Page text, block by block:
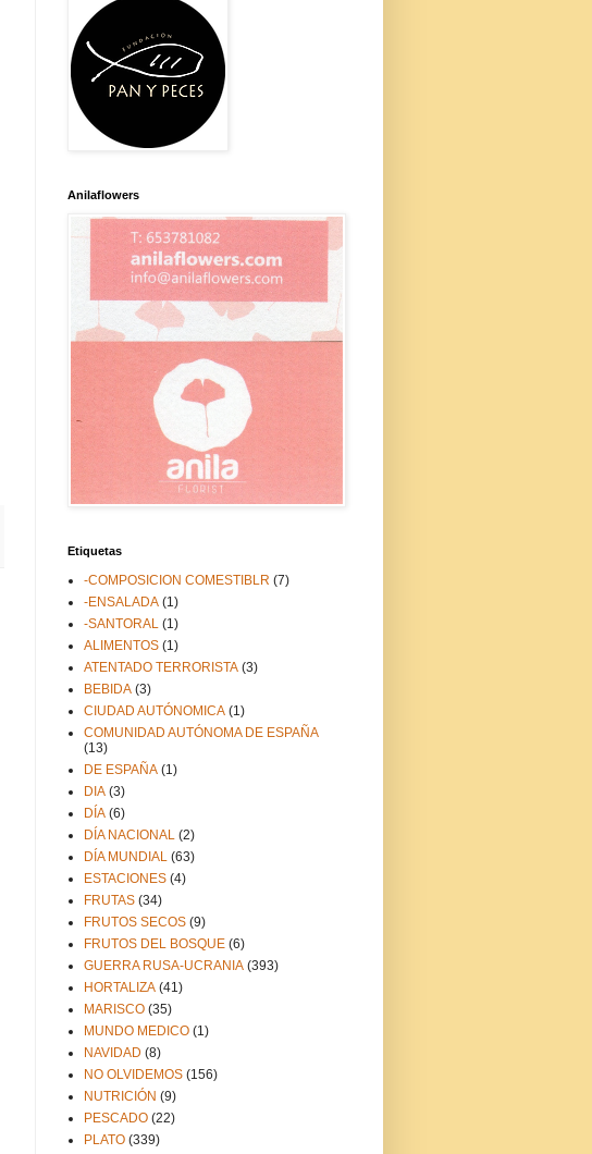
Anilaflowers
Etiquetas
-COMPOSICION COMESTIBLR (7)
-ENSALADA (1)
-SANTORAL (1)
ALIMENTOS (1)
ATENTADO TERRORISTA (3)
BEBIDA (3)
CIUDAD AUTÓNOMICA (1)
COMUNIDAD AUTÓNOMA DE ESPAÑA
(13)
DE ESPAÑA (1)
DIA (3)
DÍA (6)
DÍA NACIONAL (2)
DÍA MUNDIAL (63)
ESTACIONES (4)
FRUTAS (34)
FRUTOS SECOS (9)
FRUTOS DEL BOSQUE (6)
GUERRA RUSA-UCRANIA (393)
HORTALIZA (41)
MARISCO (35)
MUNDO MEDICO (1)
NAVIDAD (8)
NO OLVIDEMOS (156)
NUTRICIÓN (9)
PESCADO (22)
PLATO (339)